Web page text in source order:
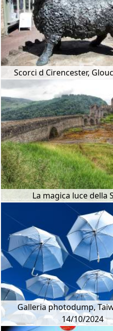
Scorci d Cirencester,
La magica luce della
Galleria photodump,
14/10/2024